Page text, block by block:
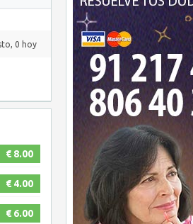
0 hoy
€ 8.00
€ 4.00
€ 6.00